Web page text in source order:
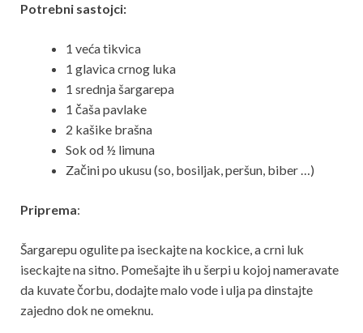
Potrebni sastojci:
1 veća tikvica
1 glavica crnog luka
1 srednja šargarepa
1 čaša pavlake
2 kašike brašna
Sok od ½ limuna
Začini po ukusu (so, bosiljak, peršun, biber …)
Priprema:
Šargarepu ogulite pa iseckajte na kockice, a crni luk
iseckajte na sitno. Pomešajte ih u šerpi u kojoj nameravate
da kuvate čorbu, dodajte malo vode i ulja pa dinstajte
zajedno dok ne omeknu.